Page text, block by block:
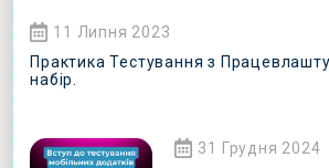
11 Липня 2023
Практика Тестування з
набір.
31 Грудня 2024